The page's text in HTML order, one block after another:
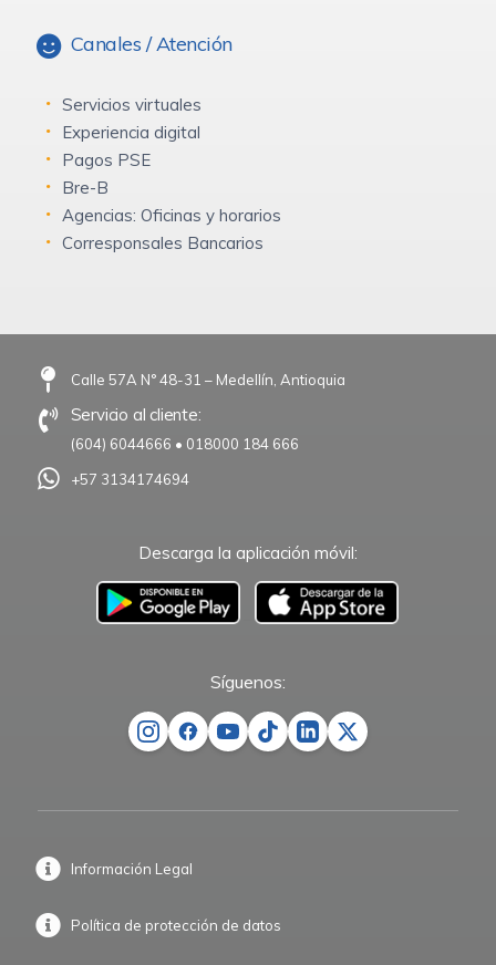
Canales / Atención
Servicios virtuales
Experiencia digital
Pagos PSE
Bre-B
Agencias: Oficinas y horarios
Corresponsales Bancarios
Calle 57A N° 48-31 – Medellín, Antioquia
Servicio al cliente:
(604) 6044666 • 018000 184 666
+57 3134174694
Descarga la aplicación móvil:
–
Síguenos:
Información Legal
Política de protección de datos